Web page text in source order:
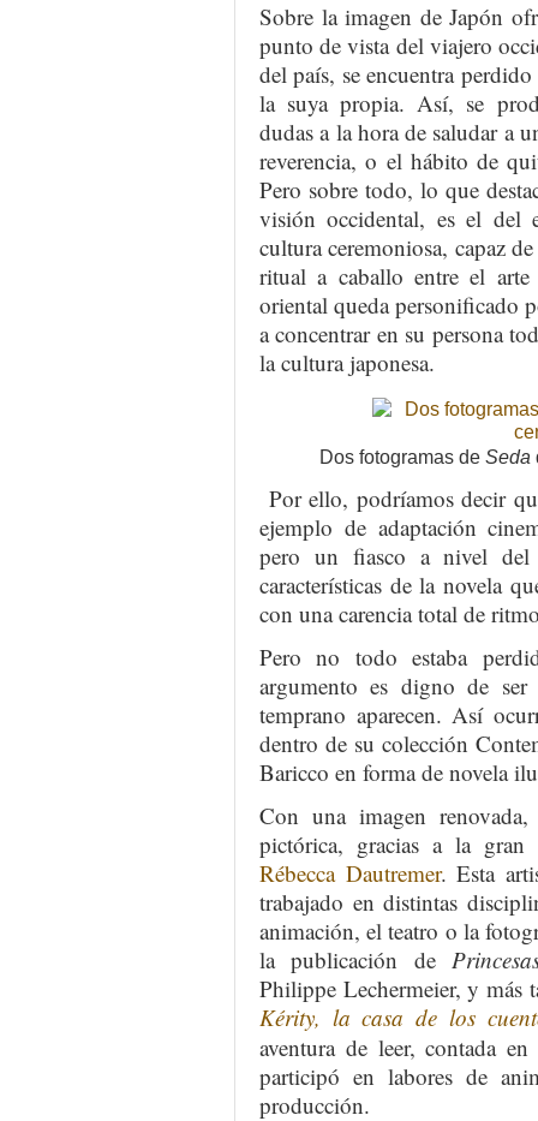
Sobre la imagen de Japón
punto de vista del viajero
del país, se encuentra
la suya propia. Así, se
dudas a la hora de saludar a
reverencia, o el hábito de
Pero sobre todo, lo que
visión occidental, es el del
cultura ceremoniosa, capaz
ritual a caballo entre el arte
oriental queda personificado
a concentrar en su persona
la cultura japonesa.
Dos fotogramas de Seda
Por ello, podríamos decir
ejemplo de adaptación
pero un fiasco a nivel
características de la novela
con una carencia total de
Pero no todo estaba
argumento es digno de
temprano aparecen. Así
dentro de su colección
Baricco en forma de novela
Con una imagen
pictórica, gracias a la gran
Rébecca Dautremer. Esta
trabajado en distintas
animación, el teatro o la
la publicación de
Philippe Lechermeier, y más
Kérity, la casa de los
aventura de leer, contada
participó en labores de
producción.